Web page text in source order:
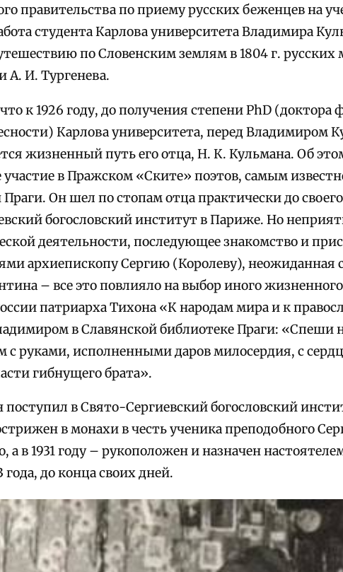
правительства по приему русских беженцев на
студента Карлова университета Владимира
по Словенским землям в 1804 г.
А. И. Тургенева.
к 1926 году, до получения степени PhD (доктора
Карлова университета, перед Владимиром
жизненный путь его отца, Н. К. Кульмана. Об
участие в Пражском «Ските» поэтов, самым
Он шел по стопам отца практически до
богословский институт в Париже. Но
деятельности, последующее знакомство и
архиепископу Сергию (Королеву), неожиданная
– все это повлияло на выбор иного
патриарха Тихона «К народам мира и к
в Славянской библиотеке Праги: «Спеши
с руками, исполненными даров милосердия, с
гибнущего брата».
поступил в Свято-Сергиевский богословский
в монахи в честь ученика преподобного
в 1931 году – рукоположен и назначен
до конца своих дней.